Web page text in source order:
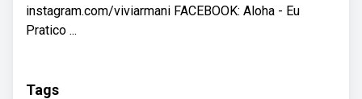
instagram.com/viviarmani FACEBOOK: Aloha - Eu
Pratico ...
Tags